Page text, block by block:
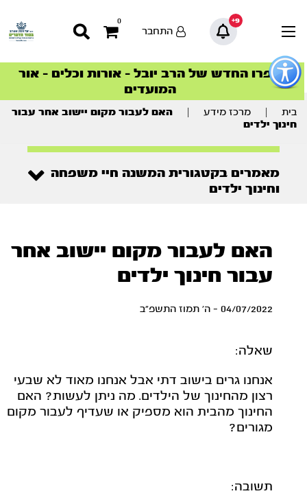
כפתור
לפתיחת
תפריט
9+
0
התחבר
סדרות הפודקאסטים
הסדרה המובילה החודש – דרך המלך
ספרו החדש של הרב יובל – אורות וכלים – אור
המועדים
הצטרפו למהפכת הבריאות הטבעית >
סדרות הפודקאסטים
הסדרה המובילה החודש – דרך המלך
בית מרכז מידע
האם לעבור מקום יישוב אחר עבור
חינוך ילדים
מאמרים בקטגורית המשנה חיי משפחה
וחינוך ילדים
האם לעבור מקום יישוב אחר
עבור חינוך ילדים
04/07/2022 - ה' תמוז התשפ"ב
שאלה:
אנחנו גרים בישוב דתי אבל אנחנו מאוד לא שבעי
רצון מהחינוך של הילדים. מה ניתן לעשות? האם
החינוך מהבית הוא מספיק או שעדיף לעבור מקום
מגורים?
תשובה: